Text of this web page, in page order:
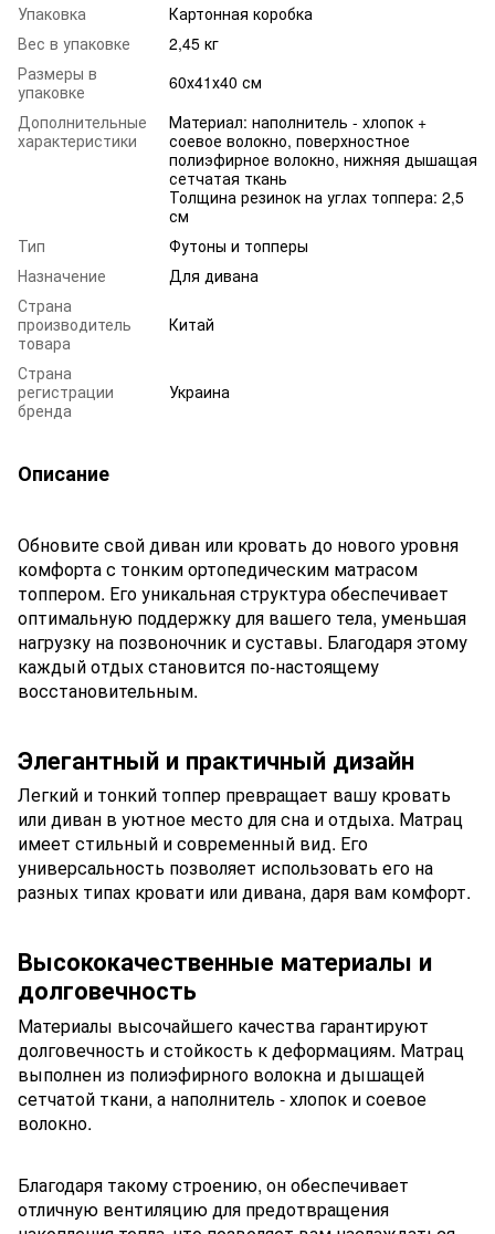
Упаковка
Картонная коробка
Вес в упаковке
2,45 кг
Размеры в
упаковке
60х41х40 см
Дополнительные
характеристики
Материал: наполнитель - хлопок +
соевое волокно, поверхностное
полиэфирное волокно, нижняя дышащая
сетчатая ткань
Толщина резинок на углах топпера: 2,5
см
Тип
Футоны и топперы
Назначение
Для дивана
Страна
производитель
товара
Китай
Страна
регистрации
бренда
Украина
Описание
Обновите свой диван или кровать до нового уровня
комфорта с тонким ортопедическим матрасом
топпером. Его уникальная структура обеспечивает
оптимальную поддержку для вашего тела, уменьшая
нагрузку на позвоночник и суставы. Благодаря этому
каждый отдых становится по-настоящему
восстановительным.
Элегантный и практичный дизайн
Легкий и тонкий топпер превращает вашу кровать
или диван в уютное место для сна и отдыха. Матрац
имеет стильный и современный вид. Его
универсальность позволяет использовать его на
разных типах кровати или дивана, даря вам комфорт.
Высококачественные материалы и
долговечность
Материалы высочайшего качества гарантируют
долговечность и стойкость к деформациям. Матрац
выполнен из полиэфирного волокна и дышащей
сетчатой ​​ткани, а наполнитель - хлопок и соевое
волокно.
Благодаря такому строению, он обеспечивает
отличную вентиляцию для предотвращения